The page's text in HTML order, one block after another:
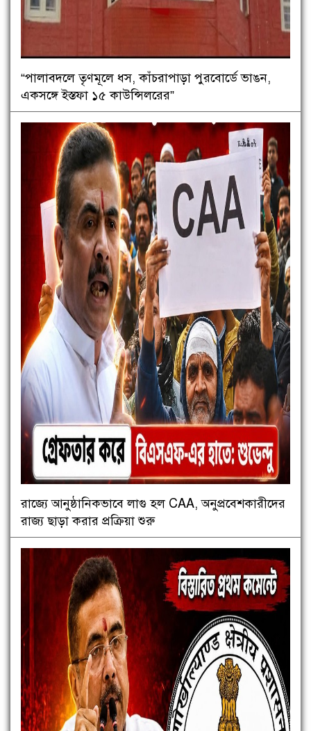
“পালাবদলে তৃণমূলে ধস, কাঁচরাপাড়া পুরবোর্ডে ভাঙন,
একসঙ্গে ইস্তফা ১৫ কাউন্সিলরের”
রাজ্যে আনুষ্ঠানিকভাবে লাগু হল CAA, অনুপ্রবেশকারীদের
রাজ্য ছাড়া করার প্রক্রিয়া শুরু